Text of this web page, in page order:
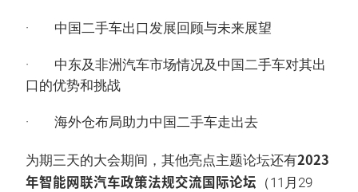
· 中国二手车出口发展回顾与未来展望
· 中东及非洲汽车市场情况及中国二手车对其出
口的优势和挑战
· 海外仓布局助力中国二手车走出去
为期三天的大会期间，其他亮点主题论坛还有2023
年智能网联汽车政策法规交流国际论坛 （11月29